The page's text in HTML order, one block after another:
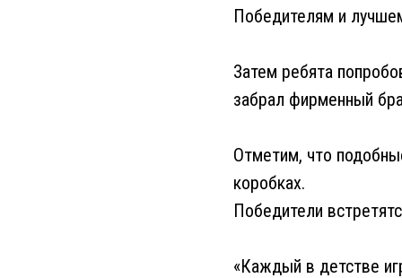
Победителям и
Затем ребята
забрал фирменный
Отметим, что
коробках.
Победители
«Каждый в детстве